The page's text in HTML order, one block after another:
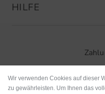
HILFE
Wir verwenden Cookies auf dieser
zu gewährleisten. Um Ihnen das